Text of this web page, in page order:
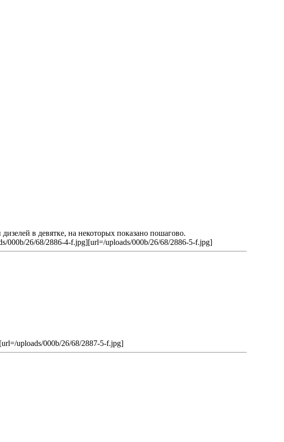
в девятке, на некоторых показано пошагово.
000b/26/68/2886-4-f.jpg][url=/uploads/000b/26/68/2886-5-f.jpg]
[url=/uploads/000b/26/68/2887-5-f.jpg]